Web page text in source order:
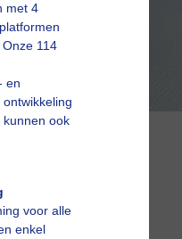
met 4
114
en
ook
voor alle
enkel